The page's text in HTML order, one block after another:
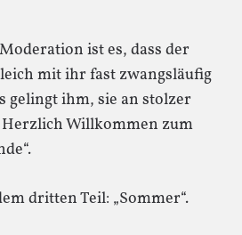
ist es, dass der
mit ihr fast zwangsläufig
gelingt ihm, sie an stolzer
Willkommen zum
dritten Teil: „Sommer“.